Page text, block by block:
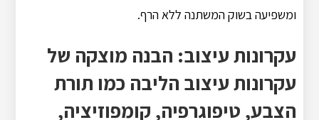
ומשפיעה בשוק המשתנה ללא הרף.
עקרונות עיצוב: הבנה מוצקה של
עקרונות עיצוב הליבה כמו תורת
הצבע, טיפוגרפיה, קומפוזיציה,